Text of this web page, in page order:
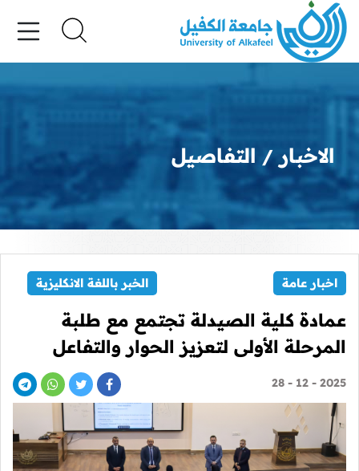
الاخبار التفاصيل
اخبار عامة الخبر باللغة الانكليزية
عمادة كلية الصيدلة تجتمع مع طلبة
المرحلة الأولى لتعزيز الحوار والتفاعل
2025 - 12 - 28